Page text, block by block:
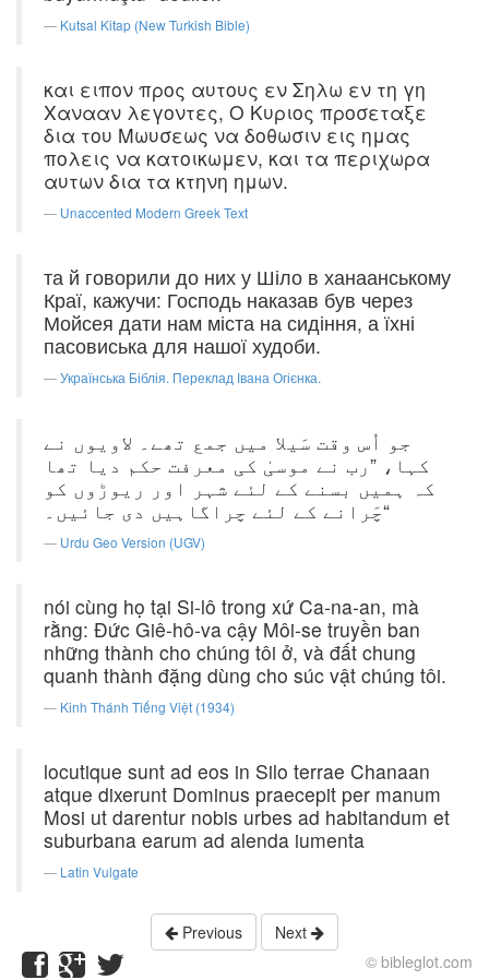
Kutsal Kitap (New Turkish Bible)
και ειπον προς αυτους εν Σηλω εν τη γη
Χανααν λεγοντες, Ο Κυριος προσεταξε
δια του Μωυσεως να δοθωσιν εις ημας
πολεις να κατοικωμεν, και τα περιχωρα
αυτων δια τα κτηνη ημων.
Unaccented Modern Greek Text
та й говорили до них у Шіло в ханаанському
Краї, кажучи: Господь наказав був через
Мойсея дати нам міста на сидіння, а їхні
пасовиська для нашої худоби.
Українська Біблія. Переклад Івана Огієнка.
جو اُس وقت سَیلا میں جمع تھے۔ لاویوں نے
کہا، ”رب نے موسیٰ کی معرفت حکم دیا تھا
کہ ہمیں بسنے کے لئے شہر اور ریوڑوں کو
چَرانے کے لئے چراگاہیں دی جائیں۔“
Urdu Geo Version (UGV)
nói cùng họ tại Si-lô trong xứ Ca-na-an, mà
rằng: Ðức Giê-hô-va cậy Môi-se truyền ban
những thành cho chúng tôi ở, và đất chung
quanh thành đặng dùng cho súc vật chúng tôi.
Kinh Thánh Tiếng Việt (1934)
locutique sunt ad eos in Silo terrae Chanaan
atque dixerunt Dominus praecepit per manum
Mosi ut darentur nobis urbes ad habitandum et
suburbana earum ad alenda iumenta
Latin Vulgate
Previous
Next
© bibleglot.com